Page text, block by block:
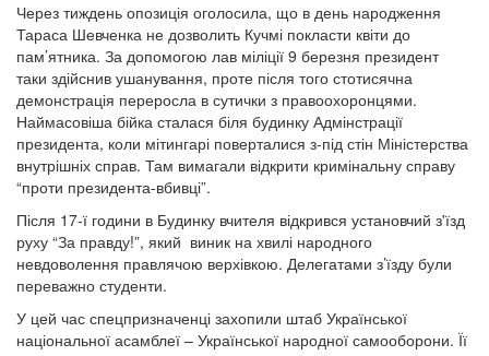
Через тиждень опозиція оголосила, що в день народження
Тараса Шевченка не дозволить Кучмі покласти квіти до
пам’ятника. За допомогою лав міліції 9 березня президент
таки здійснив ушанування, проте після того стотисячна
демонстрація переросла в сутички з правоохоронцями.
Наймасовіша бійка сталася біля будинку Адмінстрації
президента, коли мітингарі поверталися з-під стін Міністерства
внутрішніх справ. Там вимагали відкрити кримінальну справу
“проти президента-вбивці”.
Після 17-ї години в Будинку вчителя відкрився установчий з'їзд
руху “За правду!”, який виник на хвилі народного
невдоволення правлячою верхівкою. Делегатами з’їзду були
переважно студенти.
У цей час спецпризначенці захопили штаб Української
національної асамблеї – Української народної самооборони. Її